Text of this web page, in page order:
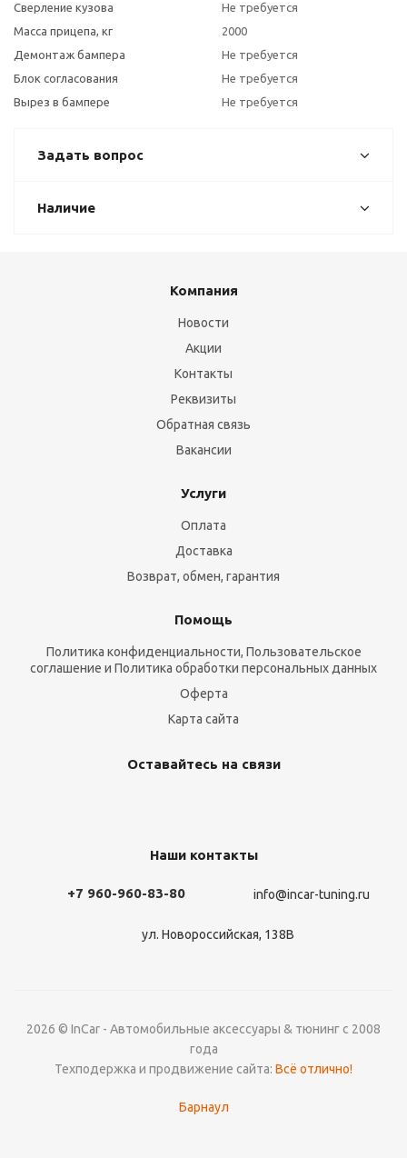
Сверление кузова
Не требуется
Масса прицепа, кг
2000
Демонтаж бампера
Не требуется
Блок согласования
Не требуется
Вырез в бампере
Не требуется
Задать вопрос
Наличие
Компания
Новости
Акции
Контакты
Реквизиты
Обратная связь
Вакансии
Услуги
Оплата
Доставка
Возврат, обмен, гарантия
Помощь
Политика конфиденциальности, Пользовательское
соглашение и Политика обработки персональных данных
Оферта
Карта сайта
Оставайтесь на связи
Наши контакты
+7 960-960-83-80 info@incar-tuning.ru
ул. Новороссийская, 138В
2026 © InCar - Автомобильные аксессуары & тюнинг с 2008
года
Техподержка и продвижение сайта: Всё отлично!
Барнаул